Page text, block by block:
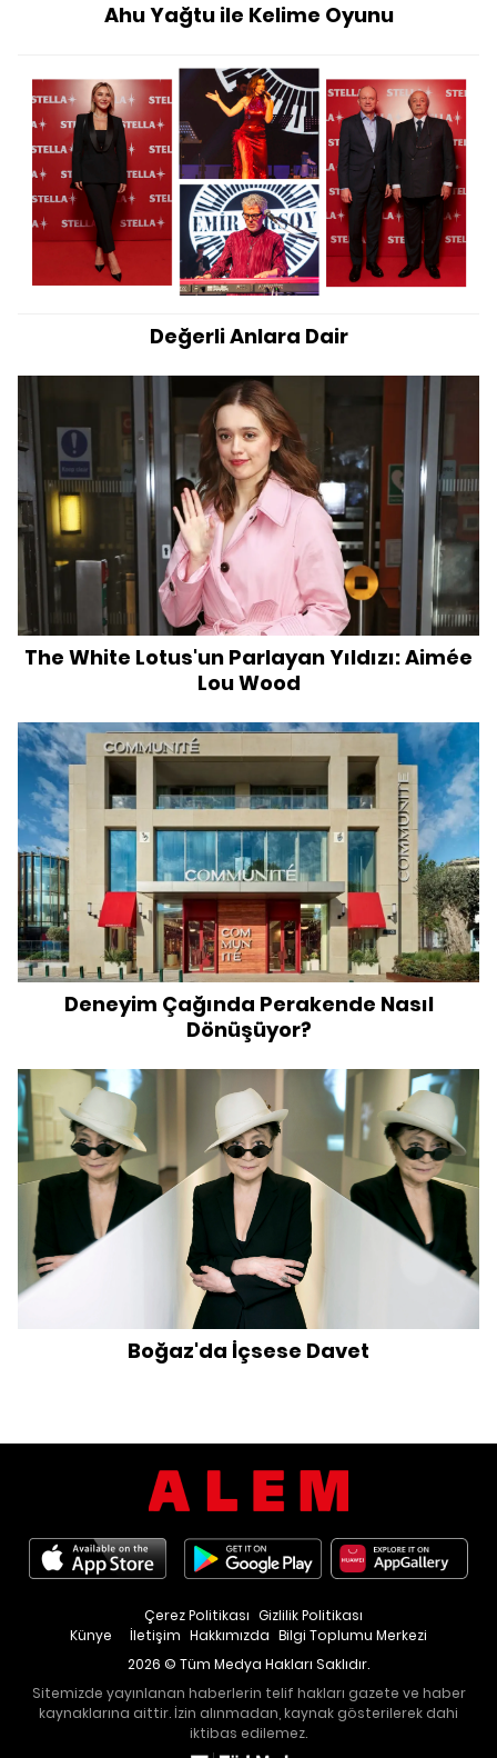
Ahu Yağtu ile Kelime Oyunu
Değerli Anlara Dair
The White Lotus'un Parlayan Yıldızı: Aimée
Lou Wood
Deneyim Çağında Perakende Nasıl
Dönüşüyor?
Boğaz'da İçsese Davet
Künye İletişim Hakkımızda Bilgi Toplumu Merkezi
Çerez Politikası Gizlilik Politikası
2026 © Tüm Medya Hakları Saklıdır.
Sitemizde yayınlanan haberlerin telif hakları gazete ve haber
kaynaklarına aittir. İzin alınmadan, kaynak gösterilerek dahi
iktibas edilemez.